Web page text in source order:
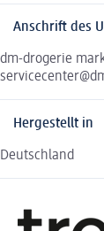
Anschrift des
dm-drogerie
Hergestellt in
Deutschland